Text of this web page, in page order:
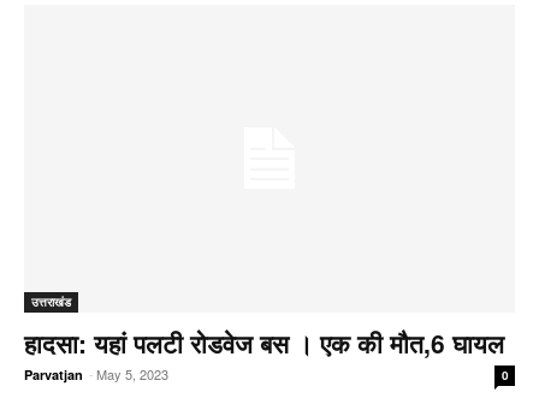
उत्तराखंड
हादसा: यहां पलटी रोडवेज बस । एक की मौत,6 घायल
Parvatjan -May 5, 2023 0